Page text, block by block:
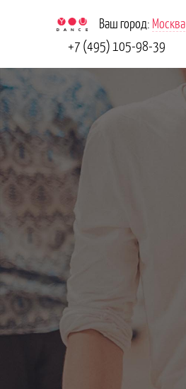
Ваш город: Москва
+7 (495) 105-98-39